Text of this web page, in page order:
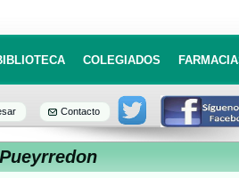
COLEGIADOS
Contacto